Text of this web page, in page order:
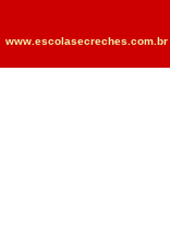
www.escolasecreches.com.br